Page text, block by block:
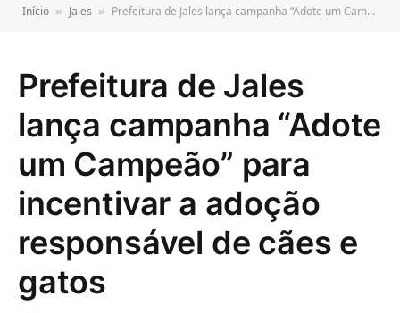
Início » Jales » Prefeitura de Jales lança campanha “Adote um Campeão” para incentivar a adoção responsável de cães e gatos
Prefeitura de Jales
lança campanha “Adote
um Campeão” para
incentivar a adoção
responsável de cães e
gatos